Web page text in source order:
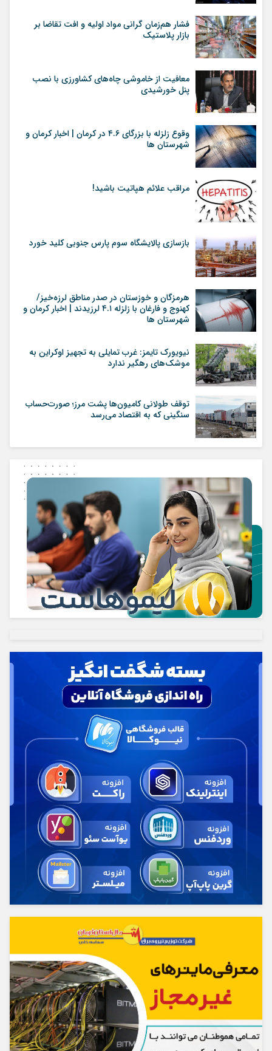
فشار هم‌زمان گرانی مواد اولیه و افت تقاضا بر
بازار پلاستیک
معافیت از خاموشی چاه‌های کشاورزی با نصب
پنل خورشیدی
وقوع زلزله با بزرگای ۴.۶ در کرمان | اخبار کرمان و
شهرستان ها
مراقب علائم هپاتیت باشید!
بازسازی پالایشگاه سوم پارس جنوبی کلید خورد
هرمزگان و خوزستان در صدر مناطق لرزه‌خیز/
کهنوج و فارغان با زلزله ۴.۱ لرزیدند | اخبار کرمان و
شهرستان ها
نیویورک تایمز: غرب تمایلی به تجهیز اوکراین به
موشک‌های رهگیر ندارد
توقف طولانی کامیون‌ها پشت مرز؛ صورت‌حساب
سنگینی که به اقتصاد می‌رسد